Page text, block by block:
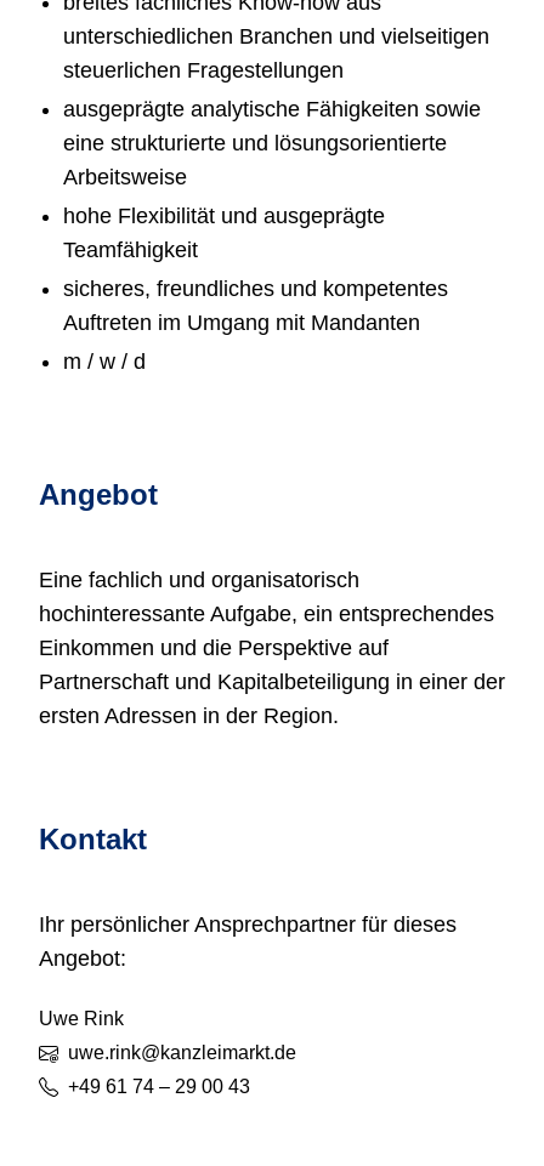
unterschiedlichen Branchen und vielseitigen
steuerlichen Fragestellungen
ausgeprägte analytische Fähigkeiten sowie
eine strukturierte und lösungsorientierte
Arbeitsweise
hohe Flexibilität und ausgeprägte
Teamfähigkeit
sicheres, freundliches und kompetentes
Auftreten im Umgang mit Mandanten
m / w / d
Angebot
Eine fachlich und organisatorisch
hochinteressante Aufgabe, ein entsprechendes
Einkommen und die Perspektive auf
Partnerschaft und Kapitalbeteiligung in einer der
ersten Adressen in der Region.
Kontakt
Ihr persönlicher Ansprechpartner für dieses
Angebot:
Uwe Rink
uwe.rink@kanzleimarkt.de
+49 61 74 – 29 00 43